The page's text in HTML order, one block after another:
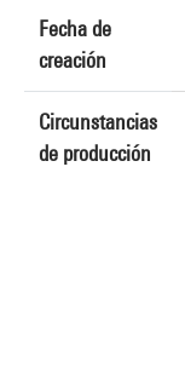
Fecha de
creación
Circunstancias
de producción